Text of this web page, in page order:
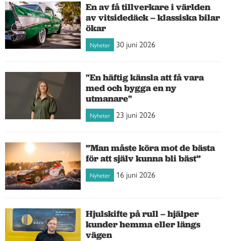
En av få tillverkare i världen
av vitsidedäck – klassiska bilar
ökar
Nyheter 30 juni 2026
"En häftig känsla att få vara
med och bygga en ny
utmanare"
Nyheter 23 juni 2026
”Man måste köra mot de bästa
för att själv kunna bli bäst”
Nyheter 16 juni 2026
Hjulskifte på rull – hjälper
kunder hemma eller längs
vägen